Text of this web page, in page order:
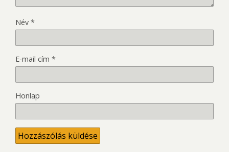
Név *
E-mail cím *
Honlap